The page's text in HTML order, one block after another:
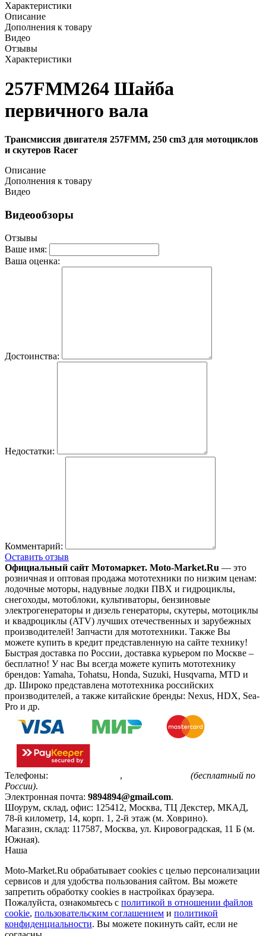
Характеристики
Описание
Дополнения к товару
Видео
Отзывы
Характеристики
257FMM264 Шайба
первичного вала
Трансмиссия двигателя 257FMM, 250 cm3 для мотоциклов
и скутеров Racer
Описание
Дополнения к товару
Видео
Видеообзоры
Отзывы
Ваше имя:
Ваша оценка:
Достоинства:
Недостатки:
Комментарий:
Оставить отзыв
Официальный сайт Мотомаркет. Moto-Market.Ru — это
розничная и оптовая продажа мототехники по низким ценам:
лодочные моторы, надувные лодки ПВХ и гидроциклы,
снегоходы, мотоблоки, культиваторы, бензиновые
электрогенераторы и дизель генераторы, скутеры, мотоциклы
и квадроциклы (ATV) лучших отечественных и зарубежных
производителей! Запчасти для мототехники. Также Вы
можете купить в кредит представленную на сайте технику!
Быстрая доставка по России, доставка курьером по Москве –
бесплатно! У нас Вы всегда можете купить мототехнику
брендов: Yamaha, Tohatsu, Honda, Suzuki, Husqvarna, MTD и
др. Широко представлена мототехника российских
производителей, а также китайские бренды: Nexus, HDX, Sea-
Pro и др.
Телефоны: ,
(бесплатный по
России).
Электронная почта: 9894894@gmail.com.
Шоурум, склад, офис: 125412, Москва, ТЦ Декстер, МКАД,
78-й километр, 14, корп. 1, 2-й этаж (м. Ховрино).
Магазин, склад: 117587, Москва, ул. Кировоградская, 11 Б (м.
Южная).
Наша
Moto-Market.Ru обрабатывает сookies с целью персонализации
сервисов и для удобства пользования сайтом. Вы можете
запретить обработку сookies в настройках браузера.
Пожалуйста, ознакомьтесь с политикой в отношении файлов
cookie, пользовательским соглашением и политикой
конфиденциальности. Вы можете покинуть сайт, если не